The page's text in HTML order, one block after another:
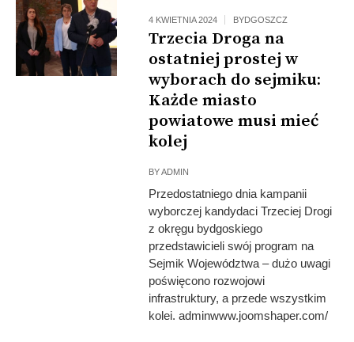
4 KWIETNIA 2024 BYDGOSZCZ
Trzecia Droga na
ostatniej prostej w
wyborach do sejmiku:
Każde miasto
powiatowe musi mieć
kolej
BYADMIN
Przedostatniego dnia kampanii
wyborczej kandydaci Trzeciej Drogi
z okręgu bydgoskiego
przedstawicieli swój program na
Sejmik Województwa – dużo uwagi
poświęcono rozwojowi
infrastruktury, a przede wszystkim
kolei. adminwww.joomshaper.com/